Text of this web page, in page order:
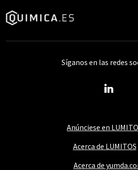
Anúnciese en
Acerca de LUMITOS
Acerca de
Síganos en las redes